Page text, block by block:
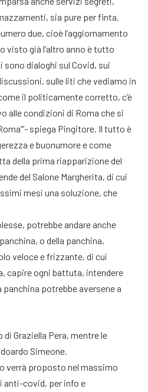
sia pure per finta.
due, cioè l’aggiornamento
visto già l’altro anno è tutto
dialoghi sul Covid, sui
sulle liti che vediamo in
il politicamente corretto, c’è
alle condizioni di Roma che si
spiega Pingitore. Il tutto è
e buonumore e come
della prima riapparizione del
del Salone Margherita, di cui
mesi una soluzione, che
potrebbe andare anche
o della panchina,
veloce e frizzante, di cui
capire ogni battuta, intendere
panchina potrebbe aversene a
Graziella Pera, mentre le
Simeone.
verrà proposto nel massimo
anti-covid, per info e